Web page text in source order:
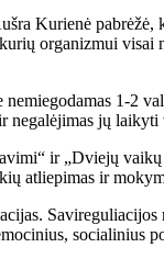
Kurienė
organizmui
1-2
jų
ir „Dviejų
atliepimas ir
socialinius